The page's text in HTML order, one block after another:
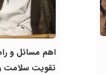
اهم مسائل و
تقویت سلامت